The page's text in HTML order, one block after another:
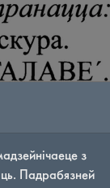
з
Падрабязней